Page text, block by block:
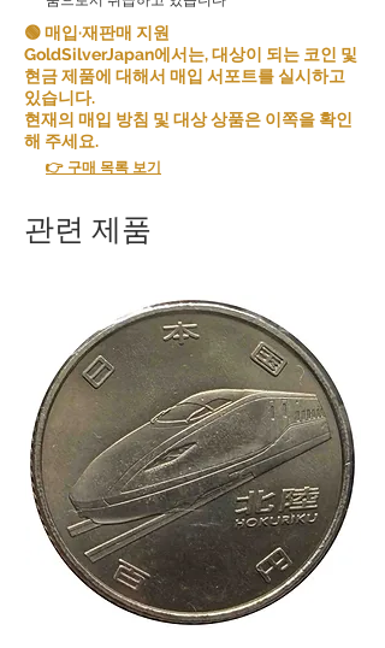
🟢 매입·재판매 지원
GoldSilverJapan에서는, 대상이 되는 코인 및
현금 제품에 대해서 매입 서포트를 실시하고
있습니다.
현재의 매입 방침 및 대상 상품은 이쪽을 확인
해 주세요.
👉 구매 목록 보기
관련 제품